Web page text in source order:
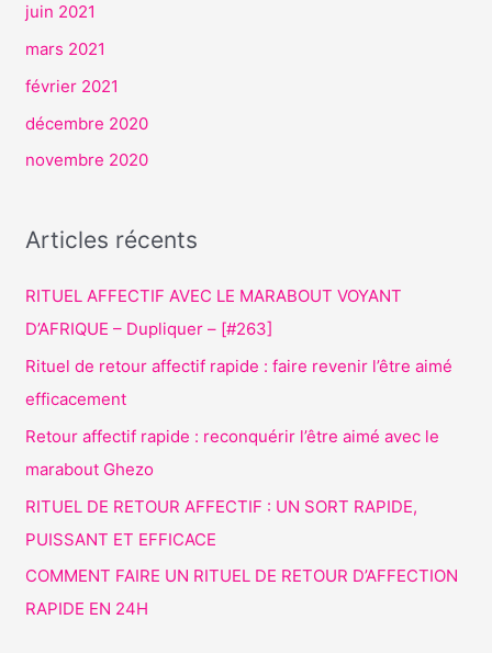
juin 2021
mars 2021
février 2021
décembre 2020
novembre 2020
Articles récents
RITUEL AFFECTIF AVEC LE MARABOUT VOYANT
D’AFRIQUE – Dupliquer – [#263]
Rituel de retour affectif rapide : faire revenir l’être aimé
efficacement
Retour affectif rapide : reconquérir l’être aimé avec le
marabout Ghezo
RITUEL DE RETOUR AFFECTIF : UN SORT RAPIDE,
PUISSANT ET EFFICACE
COMMENT FAIRE UN RITUEL DE RETOUR D’AFFECTION
RAPIDE EN 24H